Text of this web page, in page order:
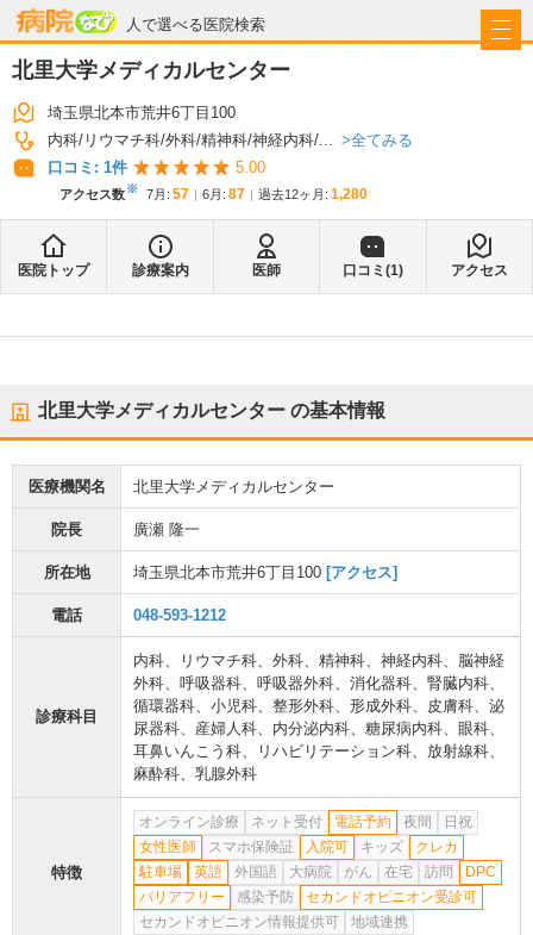
人で選べる医院検索
病院なび
北里大学メディカルセンター
埼玉県北本市荒井6丁目100
内科 リウマチ科 外科 精神科 神経内科 ...
全てみる
口コミ: 1件 5.00
アクセス数※ 7月 : 57 6月 : 87 過去12ヶ月: 1,280
医院トップ 診療案内 医師 口コミ(1) アクセス
北里大学メディカルセンター の基本情報
医療機関名 北里大学メディカルセンター
院長 廣瀬 隆一
所在地 埼玉県北本市荒井6丁目100 [アクセス]
電話 048-593-1212
診療科目
内科、 リウマチ科、 外科、 精神科、 神経内科、 脳神経
外科、 呼吸器科、 呼吸器外科、 消化器科、 腎臓内科、
循環器科、 小児科、 整形外科、 形成外科、 皮膚科、 泌
尿器科、 産婦人科、 内分泌内科、 糖尿病内科、 眼科、
耳鼻いんこう科、 リハビリテーション科、 放射線科、
麻酔科、 乳腺外科
特徴
オンライン診療 ネット受付 電話予約 夜間
日祝
女性医師
スマホ保険証 入院可 キッズ
クレカ
駐車場
英語 外国語 大病院 がん 在宅 訪問
DPC
バリアフリー
感染予防
セカンドオピニオン受診可
セカンドオピニオン情報提供可
地域連携